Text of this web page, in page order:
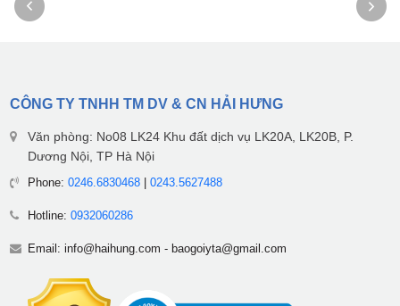
CÔNG TY TNHH TM DV & CN HẢI HƯNG
Văn phòng: No08 LK24 Khu đất dịch vụ LK20A, LK20B, P.
Dương Nội, TP Hà Nội
Phone: 0246.6830468| 0243.5627488
Hotline: 0932060286
Email: info@haihung.com - baogoiyta@gmail.com